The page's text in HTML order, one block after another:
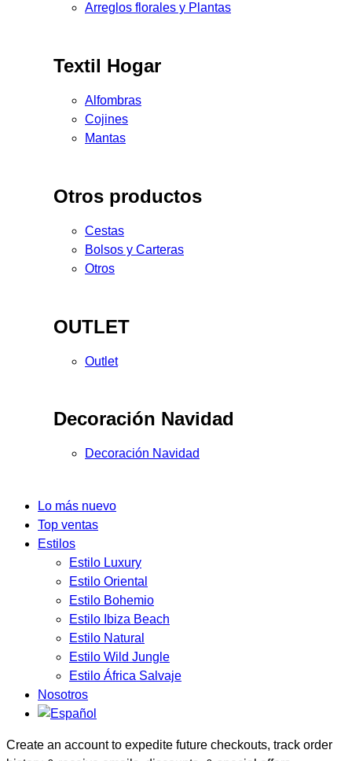
Arreglos florales y Plantas
Textil Hogar
Alfombras
Cojines
Mantas
Otros productos
Cestas
Bolsos y Carteras
Otros
OUTLET
Outlet
Decoración Navidad
Decoración Navidad
Lo más nuevo
Top ventas
Estilos
Estilo Luxury
Estilo Oriental
Estilo Bohemio
Estilo Ibiza Beach
Estilo Natural
Estilo Wild Jungle
Estilo África Salvaje
Nosotros
Create an account to expedite future checkouts, track order